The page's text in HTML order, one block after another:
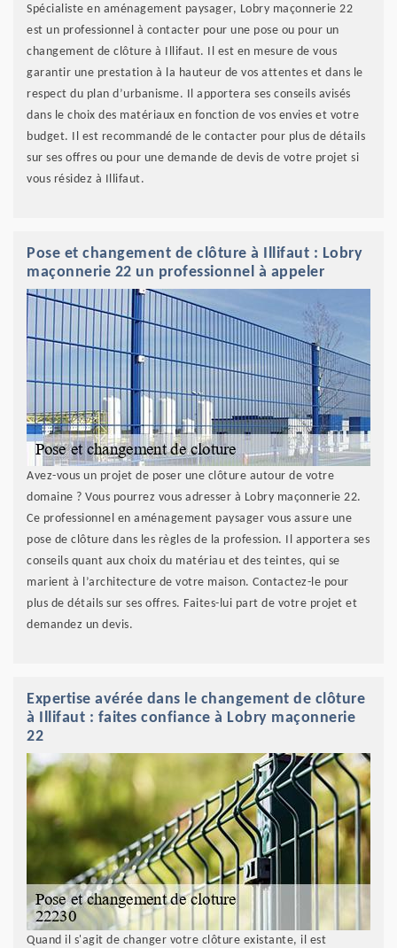
Spécialiste en aménagement paysager, Lobry maçonnerie 22
est un professionnel à contacter pour une pose ou pour un
changement de clôture à Illifaut. Il est en mesure de vous
garantir une prestation à la hauteur de vos attentes et dans le
respect du plan d’urbanisme. Il apportera ses conseils avisés
dans le choix des matériaux en fonction de vos envies et votre
budget. Il est recommandé de le contacter pour plus de détails
sur ses offres ou pour une demande de devis de votre projet si
vous résidez à Illifaut.
Pose et changement de clôture à Illifaut : Lobry
maçonnerie 22 un professionnel à appeler
Avez-vous un projet de poser une clôture autour de votre
domaine ? Vous pourrez vous adresser à Lobry maçonnerie 22.
Ce professionnel en aménagement paysager vous assure une
pose de clôture dans les règles de la profession. Il apportera ses
conseils quant aux choix du matériau et des teintes, qui se
marient à l’architecture de votre maison. Contactez-le pour
plus de détails sur ses offres. Faites-lui part de votre projet et
demandez un devis.
Expertise avérée dans le changement de clôture
à Illifaut : faites confiance à Lobry maçonnerie
22
Quand il s'agit de changer votre clôture existante, il est